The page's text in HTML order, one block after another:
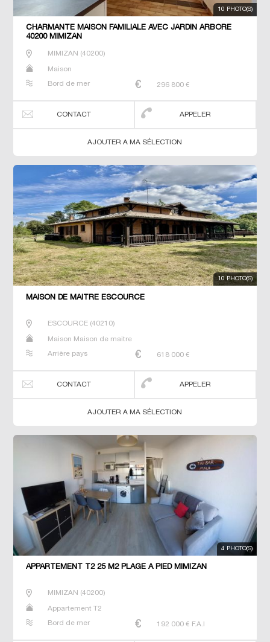
10 PHOTO(S)
CHARMANTE MAISON FAMILIALE AVEC JARDIN ARBORÉ
40200 MIMIZAN
MIMIZAN (40200)
Maison
Bord de mer 296 800 €
CONTACT APPELER
AJOUTER A MA SÉLECTION
10 PHOTO(S)
MAISON DE MAÎTRE ESCOURCE
ESCOURCE(40210)
Maison Maison de maitre
Arrière pays 618 000 €
CONTACT APPELER
AJOUTER A MA SÉLECTION
4 PHOTO(S)
APPARTEMENT T2 25 M2 PLAGE À PIED MIMIZAN
MIMIZAN (40200)
Appartement T2
Bord de mer 192 000 € F.A.I